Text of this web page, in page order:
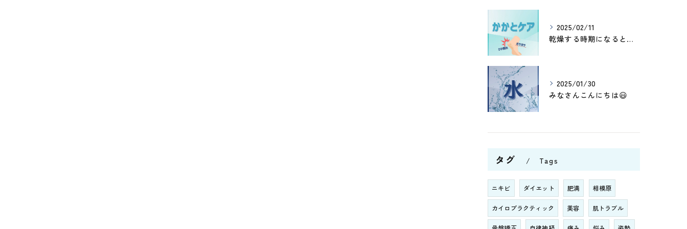
2025/02/11
乾燥する時期になると、かかとがガサガサしたりひび割れしたりし...
2025/01/30
みなさんこんにちは😃
タグ Tags
ニキビ ダイエット 肥満 相模原
カイロプラクティック 美容 肌トラブル